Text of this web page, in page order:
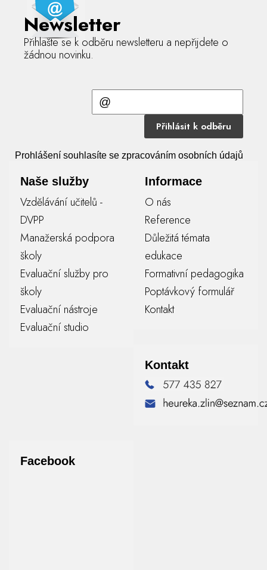
Newsletter
Přihlašte se k odběru newsletteru a nepřijdete o
žádnou novinku.
Přihlásit k odběru
Prohlášení souhlasíte se zpracováním osobních údajů
Naše služby
Vzdělávání učitelů -
DVPP
Manažerská podpora
školy
Evaluační služby pro
školy
Evaluační nástroje
Evaluační studio
Informace
O nás
Reference
Důležitá témata
edukace
Formativní pedagogika
Poptávkový formulář
Kontakt
Kontakt
Facebook